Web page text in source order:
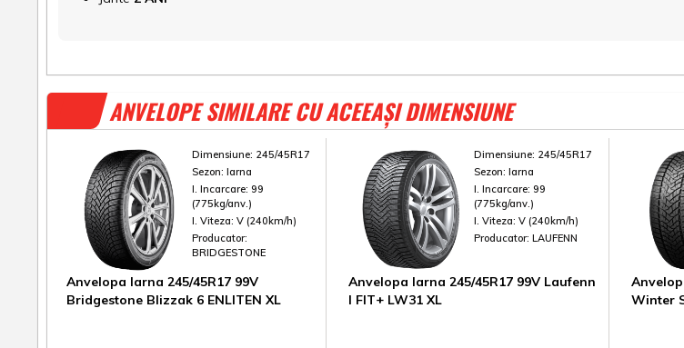
ANVELOPE SIMILARE CU ACEEAȘI DIMENSIUNE
Dimensiune: 245/45R17
Sezon: Iarna
I. Incarcare: 99
(775kg/anv.)
I. Viteza: V (240km/h)
Producator:
BRIDGESTONE
Anvelopa Iarna 245/45R17 99V
Bridgestone Blizzak 6 ENLITEN XL
Dimensiune: 245/45R17
Sezon: Iarna
I. Incarcare: 99
(775kg/anv.)
I. Viteza: V (240km/h)
Producator: LAUFENN
Anvelopa Iarna 245/45R17 99V Laufenn
I FIT+ LW31 XL
Winter